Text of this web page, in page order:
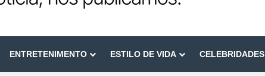
ENTRETENIMENTO ESTILO DE VIDA CELEBRIDADES